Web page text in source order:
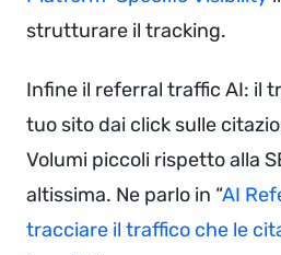
strutturare il tracking.
Infine il referral traffic AI: il
tuo sito dai click sulle
Volumi piccoli rispetto alla
altissima. Ne parlo in “AI
tracciare il traffico che le